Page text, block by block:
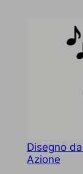
Disegno
Azione